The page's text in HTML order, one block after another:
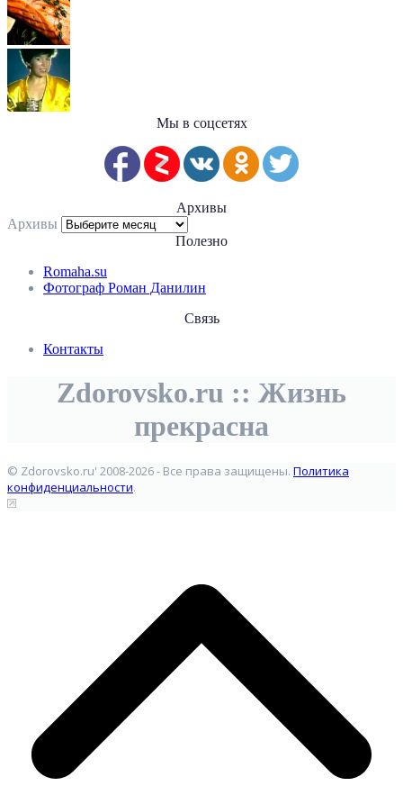
Мы в соцсетях
Архивы
Архивы
Полезно
Romaha.su
Фотограф Роман Данилин
Связь
Контакты
Zdorovsko.ru :: Жизнь
прекрасна
© Zdorovsko.ru' 2008-2026 - Все права защищены. Политика
конфиденциальности.